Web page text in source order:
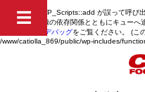
Notice: 関数 WP_Scripts::add が誤って呼び
プトは、未登録の依存関係とともにキュー
WordPress のデバッグをご覧ください。 (こ
/www/catiolla_869/public/wp-includes/
☰